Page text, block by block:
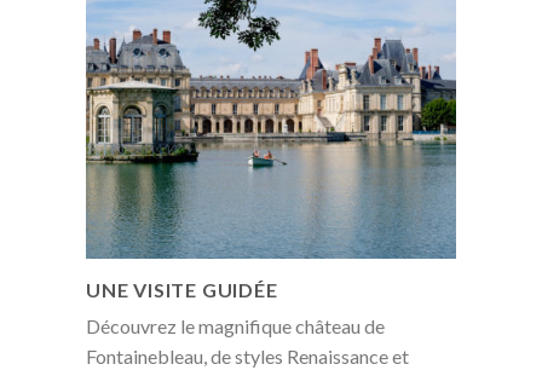
UNE VISITE GUIDÉE
Découvrez le magnifique château de
Fontainebleau, de styles Renaissance et